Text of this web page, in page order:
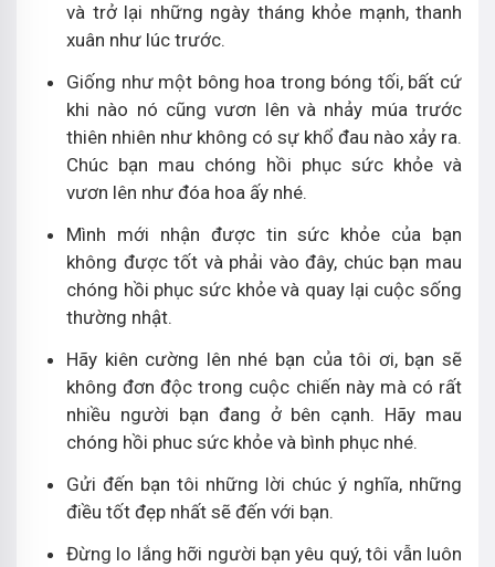
và trở lại những ngày tháng khỏe mạnh, thanh
xuân như lúc trước.
Giống như một bông hoa trong bóng tối, bất cứ
khi nào nó cũng vươn lên và nhảy múa trước
thiên nhiên như không có sự khổ đau nào xảy ra.
Chúc bạn mau chóng hồi phục sức khỏe và
vươn lên như đóa hoa ấy nhé.
Mình mới nhận được tin sức khỏe của bạn
không được tốt và phải vào đây, chúc bạn mau
chóng hồi phục sức khỏe và quay lại cuộc sống
thường nhật.
Hãy kiên cường lên nhé bạn của tôi ơi, bạn sẽ
không đơn độc trong cuộc chiến này mà có rất
nhiều người bạn đang ở bên cạnh. Hãy mau
chóng hồi phuc sức khỏe và bình phục nhé.
Gửi đến bạn tôi những lời chúc ý nghĩa, những
điều tốt đẹp nhất sẽ đến với bạn.
Đừng lo lắng hỡi người bạn yêu quý, tôi vẫn luôn